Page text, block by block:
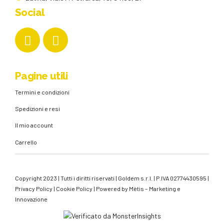
Social
Pagine utili
Termini e condizioni
Spedizioni e resi
Il mio account
Carrello
Copyright 2023 | Tutti i diritti riservati | Goldem s.r.l. | P.IVA 02774430595 |
Privacy Policy | Cookie Policy | Powered by Mètis – Marketing e
Innovazione